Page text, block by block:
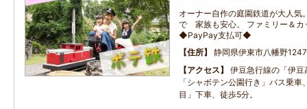
オーナー自作の庭園鉄道が大人気
で 家族も安心。 ファミリー＆
◆PayPay支払可◆
住所
静岡県伊東市八幡野
アクセス
伊豆急行線の「伊
「シャボテン公園行き」バス乗車
目」下車、徒歩5分。